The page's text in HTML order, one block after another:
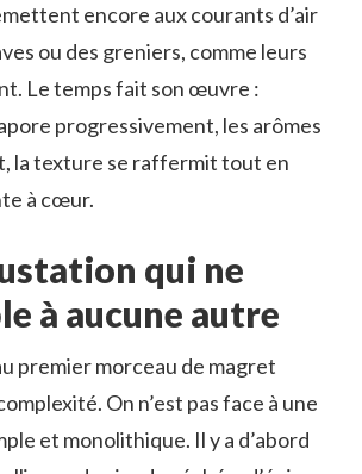
encore aux courants d’air
ou des greniers, comme leurs
Le temps fait son œuvre :
progressivement, les arômes
la texture se raffermit tout en
à cœur.
qui ne
à aucune autre
premier morceau de magret
On n’est pas face à une
et monolithique. Il y a d’abord